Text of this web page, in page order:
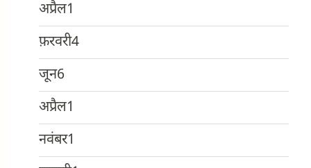
अप्रैल1
फ़रवरी4
जून6
अप्रैल1
नवंबर1